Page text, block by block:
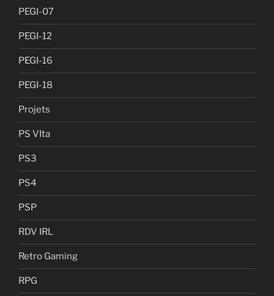
PEGI-07
PEGI-12
PEGI-16
PEGI-18
Projets
PS VIta
PS3
PS4
PSP
RDV IRL
Retro Gaming
RPG